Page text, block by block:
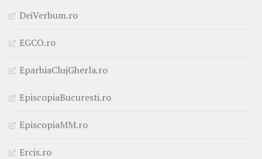
DeiVerbum.ro
EGCO.ro
EparhiaClujGherla.ro
EpiscopiaBucuresti.ro
EpiscopiaMM.ro
Ercis.ro